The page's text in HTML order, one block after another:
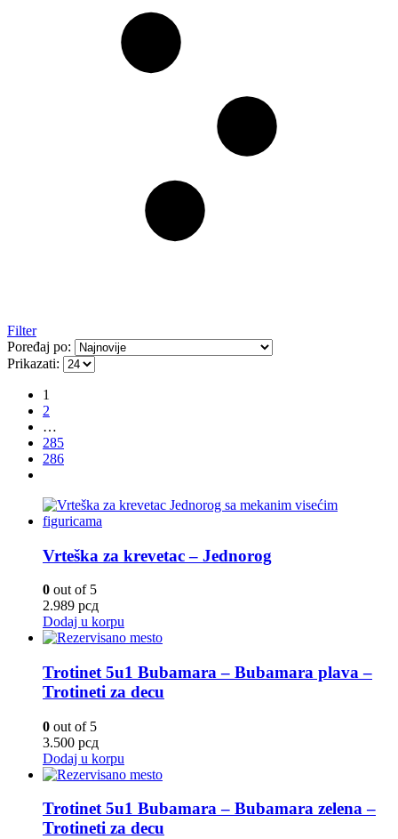
Filter
Poređaj po:
Prikazati:
1
2
…
285
286
Vrteška za krevetac – Jednorog
0 out of 5
2.989 рсд
Dodaj u korpu
Trotinet 5u1 Bubamara – Bubamara plava –
Trotineti za decu
0 out of 5
3.500 рсд
Dodaj u korpu
Trotinet 5u1 Bubamara – Bubamara zelena –
Trotineti za decu